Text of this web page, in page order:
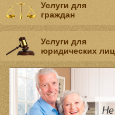
Услуги для
граждан
Услуги для
юридических лиц